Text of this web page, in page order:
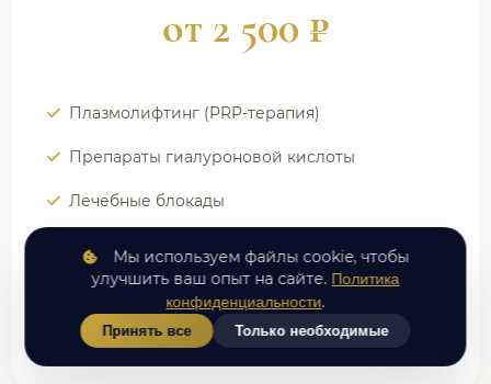
от 2 500 ₽
Плазмолифтинг (PRP-терапия)
Препараты гиалуроновой кислоты
Лечебные блокады
ЗАПИСАТЬСЯ
Мы используем файлы cookie, чтобы
улучшить ваш опыт на сайте. Политика
конфиденциальности.
Принять все Только необходимые